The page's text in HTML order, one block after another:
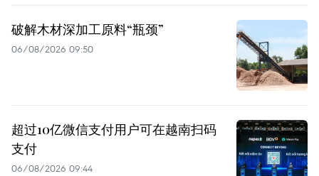
破解木材深加工原料“瓶颈”
06/08/2026 09:50
超过10亿微信支付用户可在越南扫码
支付
06/08/2026 09:44